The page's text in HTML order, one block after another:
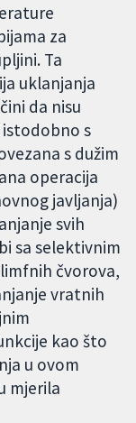
za
Ta
uklanjanja
da nisu
s
s dužim
operacija
javljanja)
svih
sa selektivnim
čvorova,
vratnih
kao što
u ovom
mjerila